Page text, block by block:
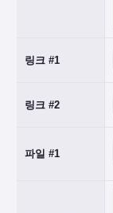
링크 #1
링크 #2
파일 #1